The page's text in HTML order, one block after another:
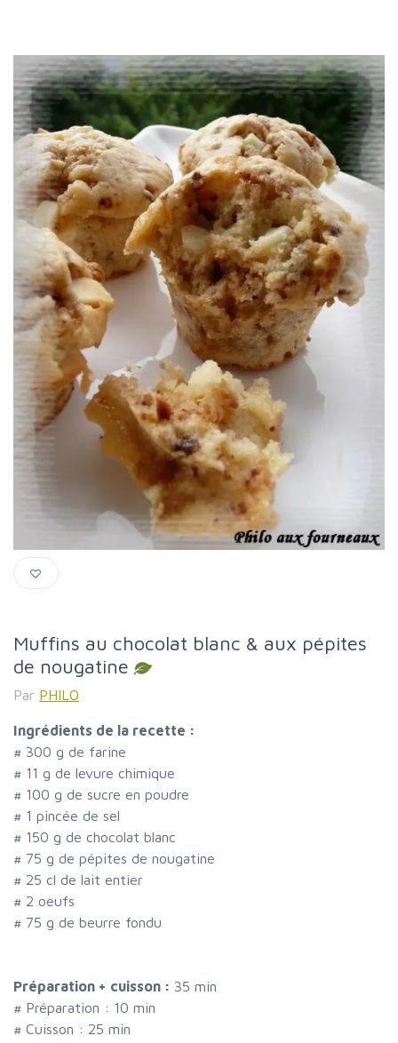
Muffins au chocolat blanc & aux pépites
de nougatine
Par PHILO
Ingrédients de la recette :
# 300 g de farine
# 11 g de levure chimique
# 100 g de sucre en poudre
# 1 pincée de sel
# 150 g de chocolat blanc
# 75 g de pépites de nougatine
# 25 cl de lait entier
# 2 oeufs
# 75 g de beurre fondu
Préparation + cuisson : 35 min
# Préparation : 10 min
# Cuisson : 25 min